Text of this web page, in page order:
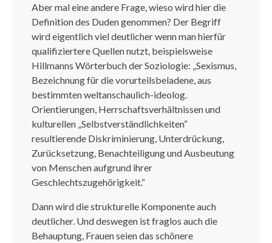
Aber mal eine andere Frage, wieso wird hier die
Definition des Duden genommen? Der Begriff
wird eigentlich viel deutlicher wenn man hierfür
qualifiziertere Quellen nutzt, beispielsweise
Hillmanns Wörterbuch der Soziologie: „Sexismus,
Bezeichnung für die vorurteilsbeladene, aus
bestimmten weltanschaulich-ideolog.
Orientierungen, Herrschaftsverhältnissen und
kulturellen „Selbstverständlichkeiten“
resultierende Diskriminierung, Unterdrückung,
Zurücksetzung, Benachteiligung und Ausbeutung
von Menschen aufgrund ihrer
Geschlechtszugehörigkeit.“
Dann wird die strukturelle Komponente auch
deutlicher. Und deswegen ist fraglos auch die
Behauptung, Frauen seien das schönere